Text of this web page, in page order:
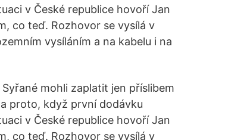
v České republice hovoří Jan
co teď. Rozhovor se vysílá v
vysíláním a na kabelu i na
mohli zaplatit jen příslibem
proto, když první dodávku
v České republice hovoří Jan
co teď. Rozhovor se vysílá v